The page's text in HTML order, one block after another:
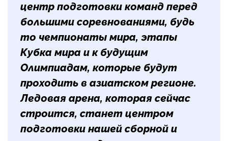
центр подготовки команд перед
большими соревнованиями, будь
то чемпионаты мира, этапы
Кубка мира и к будущим
Олимпиадам, которые будут
проходить в азиатском регионе.
Ледовая арена, которая сейчас
строится, станет центром
подготовки нашей сборной и